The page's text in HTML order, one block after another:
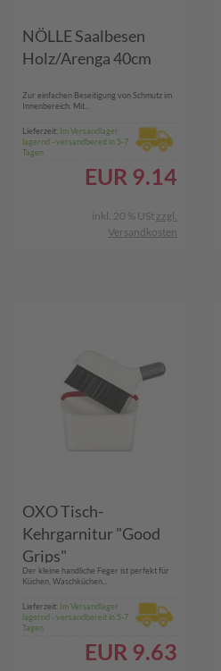
NÖLLE Saalbesen
Holz/Arenga 40cm
Zur einfachen Beseitigung von Schmutz im
Innenbereich. Mit...
Lieferzeit: Im Versandlager
lagernd - versandbereit in 5-7
Tagen
EUR 9.14
inkl. 20 % USt zzgl.
Versandkosten
OXO Tisch-
Kehrgarnitur "Good
Grips"
Der kleine handliche Feger ist perfekt für
Küchen, Waschküchen...
Lieferzeit: Im Versandlager
lagernd - versandbereit in 5-7
Tagen
EUR 9.63